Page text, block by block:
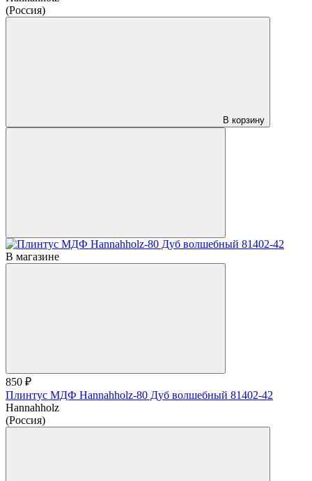
(Россия)
В корзину
В магазине
850 ₽
Плинтус МДФ Hannahholz-80 Дуб волшебный 81402-42
Hannahholz
(Россия)